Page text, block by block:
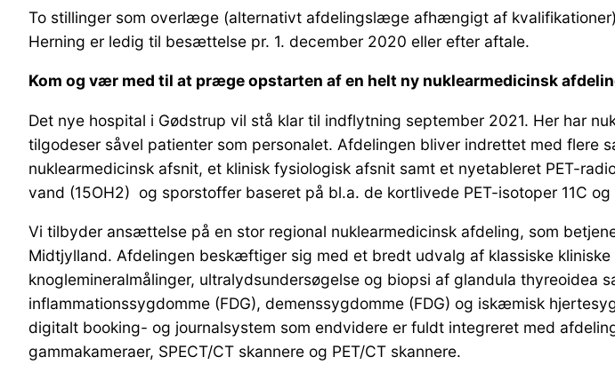
To stillinger som overlæge (alternativt afdelingslæge afhængigt af
Herning er ledig til besættelse pr. 1. december 2020 eller efter aftale.
Kom og vær med til at præge opstarten af en helt ny nuklearmedicinsk
Det nye hospital i Gødstrup vil stå klar til indflytning september 2021. Her har
tilgodeser såvel patienter som personalet. Afdelingen bliver indrettet med flere
nuklearmedicinsk afsnit, et klinisk fysiologisk afsnit samt et nyetableret PET-
vand (15OH2) og sporstoffer baseret på bl.a. de kortlivede PET-isotoper 11C og
Vi tilbyder ansættelse på en stor regional nuklearmedicinsk afdeling, som
Midtjylland. Afdelingen beskæftiger sig med et bredt udvalg af klassiske
knoglemineralmålinger, ultralydsundersøgelse og biopsi af glandula thyreoidea
inflammationssygdomme (FDG), demenssygdomme (FDG) og iskæmisk
digitalt booking- og journalsystem som endvidere er fuldt integreret med
gammakameraer, SPECT/CT skannere og PET/CT skannere.